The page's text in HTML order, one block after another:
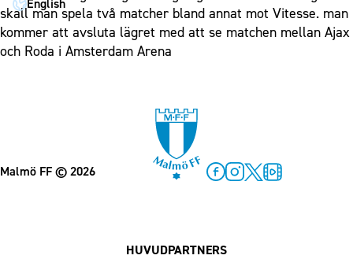
F17
Malmö Trophy
Mässa
Sommarfest
Julshow
Vanliga frågor om 1910 Event
Laget för alla
Nattfotboll
Grundskolefotboll mot rasismer
Fonder
Press och media
Historik – herrlaget
English
skall man spela två matcher bland annat mot Vitesse. man
kommer att avsluta lägret med att se matchen mellan Ajax
och Roda i Amsterdam Arena
Malmö FF© 2026
HUVUDPARTNERS